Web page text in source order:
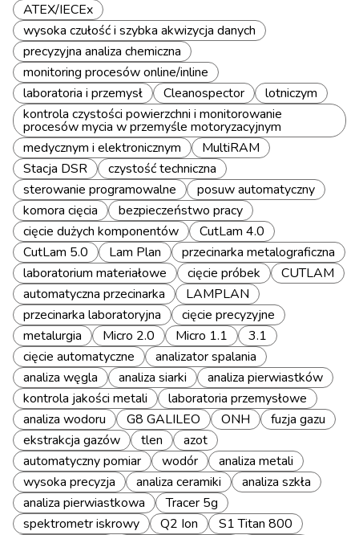
ATEX/IECEx
wysoka czułość i szybka akwizycja danych
precyzyjna analiza chemiczna
monitoring procesów online/inline
laboratoria i przemysł
Cleanospector
lotniczym
kontrola czystości powierzchni i monitorowanie
procesów mycia w przemyśle motoryzacyjnym
medycznym i elektronicznym
MultiRAM
Stacja DSR
czystość techniczna
sterowanie programowalne
posuw automatyczny
komora cięcia
bezpieczeństwo pracy
cięcie dużych komponentów
CutLam 4.0
CutLam 5.0
Lam Plan
przecinarka metalograficzna
laboratorium materiałowe
cięcie próbek
CUTLAM
automatyczna przecinarka
LAMPLAN
przecinarka laboratoryjna
cięcie precyzyjne
metalurgia
Micro 2.0 Micro 1.1
3.1
cięcie automatyczne
analizator spalania
analiza węgla
analiza siarki
analiza pierwiastków
kontrola jakości metali
laboratoria przemysłowe
analiza wodoru
G8 GALILEO ONH
fuzja gazu
ekstrakcja gazów
tlen
azot
automatyczny pomiar
wodór
analiza metali
wysoka precyzja
analiza ceramiki
analiza szkła
analiza pierwiastkowa
Tracer 5g
spektrometr iskrowy
Q2 Ion
S1 Titan 800